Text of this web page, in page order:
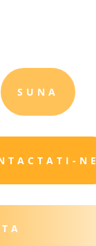
SUNA
NE